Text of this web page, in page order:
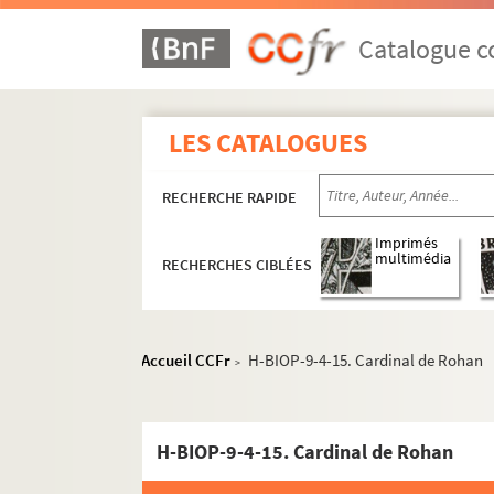
Catalogue
LES CATALOGUES
RECHERCHE RAPIDE
RECHERCHES CIBLÉES
Imprimés
multimédia
Accueil CCFr > H-BIOP-9-4-15. Cardinal de Rohan
H-BIOP-9-4-15. Cardinal de Rohan
H-BIOP-9-1. Personnages du clergé
H-BIOP-9-2. Personnages du clergé dont